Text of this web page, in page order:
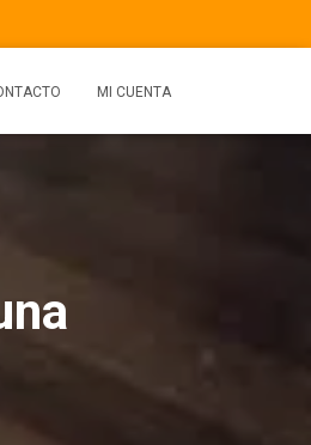
MI CUENTA